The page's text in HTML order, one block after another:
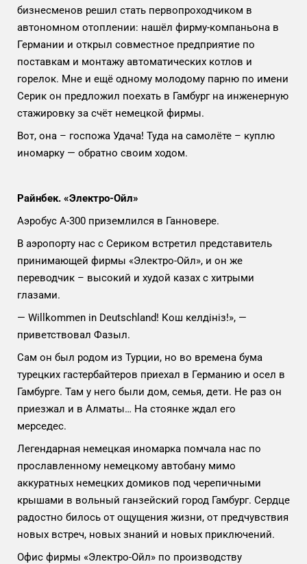
бизнесменов решил стать первопроходчиком в
автономном отоплении: нашёл фирму-компаньона в
Германии и открыл совместное предприятие по
поставкам и монтажу автоматических котлов и
горелок. Мне и ещё одному молодому парню по имени
Серик он предложил поехать в Гамбург на инженерную
стажировку за счёт немецкой фирмы.
Вот, она – госпожа Удача! Туда на самолёте – куплю
иномарку — обратно своим ходом.
Райнбек. «Электро-Ойл»
Аэробус А-300 приземлился в Ганновере.
В аэропорту нас с Сериком встретил представитель
принимающей фирмы «Электро-Ойл», и он же
переводчик – высокий и худой казах с хитрыми
глазами.
— Willkommen in Deutschland! Кош келдiнiз!», —
приветствовал Фазыл.
Сам он был родом из Турции, но во времена бума
турецких гастербайтеров приехал в Германию и осел в
Гамбурге. Там у него были дом, семья, дети. Не раз он
приезжал и в Алматы… На стоянке ждал его
мерседес.
Легендарная немецкая иномарка помчала нас по
прославленному немецкому автобану мимо
аккуратных немецких домиков под черепичными
крышами в вольный ганзейский город Гамбург. Сердце
радостно билось от ощущения жизни, от предчувствия
новых встреч, новых знаний и новых приключений.
Офис фирмы «Электро-Ойл» по производству